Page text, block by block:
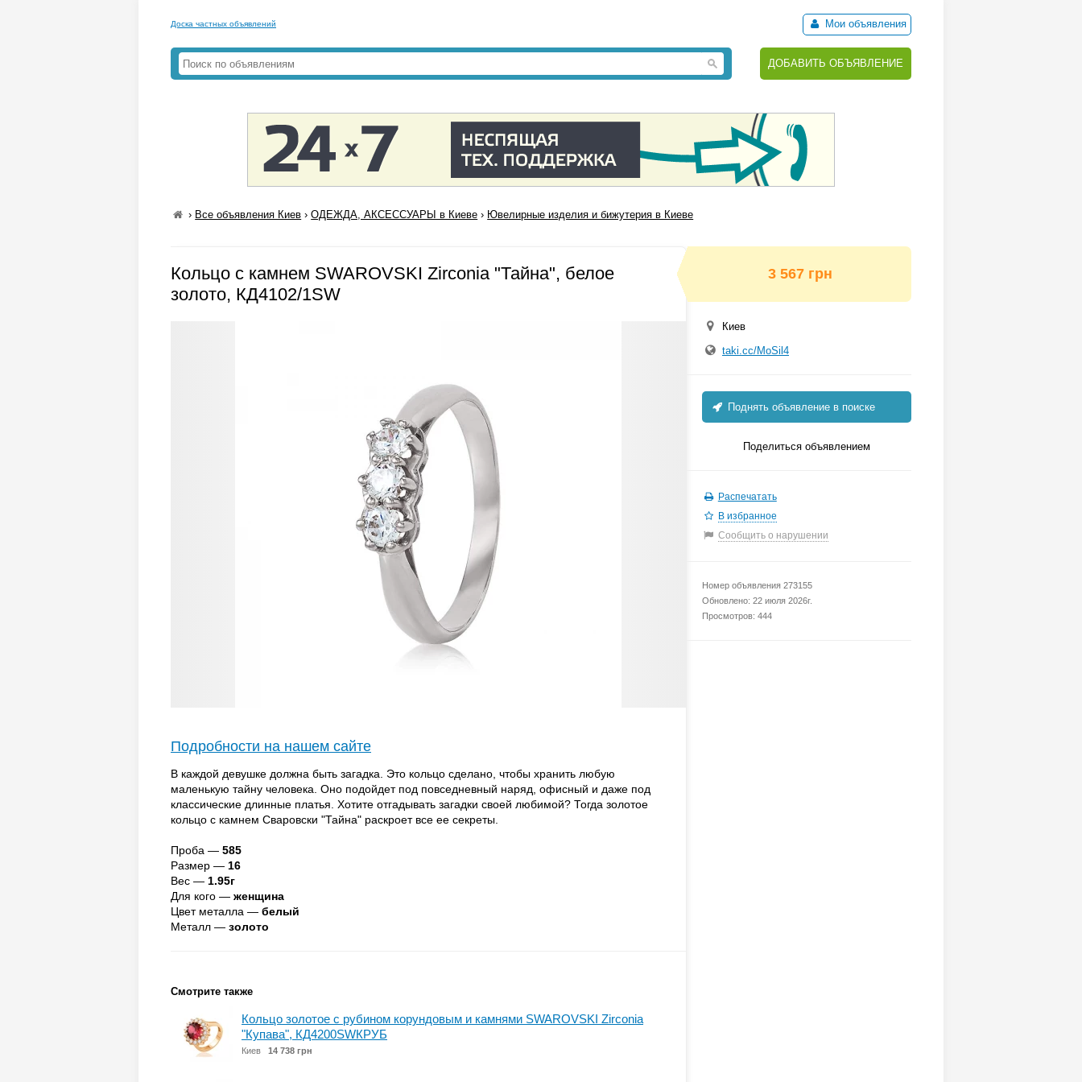
Доска частных объявлений Мои объявления
ДОБАВИТЬ ОБЪЯВЛЕНИЕ
› Все объявления Киев ›ОДЕЖДА, АКСЕССУАРЫ в Киеве › Ювелирные изделия и бижутерия в Киеве
Кольцо с камнем SWAROVSKI Zirconia "Тайна", белое
золото, КД4102/1SW
Подробности на нашем сайте
В каждой девушке должна быть загадка. Это кольцо сделано, чтобы хранить любую
маленькую тайну человека. Оно подойдет под повседневный наряд, офисный и даже под
классические длинные платья. Хотите отгадывать загадки своей любимой? Тогда золотое
кольцо с камнем Сваровски "Тайна" раскроет все ее секреты.
Проба — 585
Размер — 16
Вес — 1.95г
Для кого — женщина
Цвет металла — белый
Металл — золото
Смотрите также
Кольцо золотое с рубином корундовым и камнями SWAROVSKI Zirconia
"Купава", КД4200SWКРУБ
Киев 14 738 грн
3 567 грн
Киев
taki.cc/MoSil4
Поднять объявление в поиске
Поделиться объявлением
Распечатать
В избранное
Сообщить о нарушении
Номер объявления 273155
Обновлено: 22 июля 2026г.
Просмотров: 444